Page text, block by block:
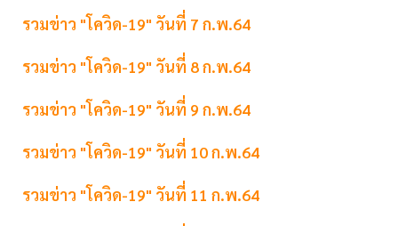
รวมข่าว "โควิด-19" วันที่ 7 ก.พ.64
รวมข่าว "โควิด-19" วันที่ 8 ก.พ.64
รวมข่าว "โควิด-19" วันที่ 9 ก.พ.64
รวมข่าว "โควิด-19" วันที่ 10 ก.พ.64
รวมข่าว "โควิด-19" วันที่ 11 ก.พ.64